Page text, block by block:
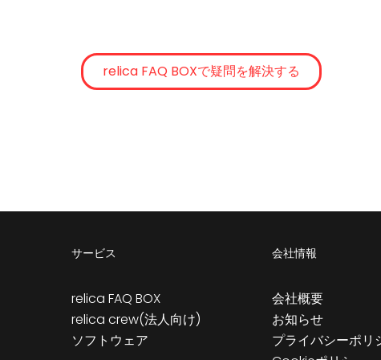
relica FAQ BOXで疑問を解決する
サービス
relica FAQ BOX
relica crew(法人向け)
ソフトウェア
会社情報
会社概要
お知らせ
プライバシーポリ